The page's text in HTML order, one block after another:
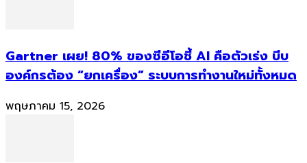
Gartner เผย! 80% ของซีอีโอชี้ AI คือตัวเร่ง บีบ
องค์กรต้อง “ยกเครื่อง” ระบบการทำงานใหม่ทั้งหมด
พฤษภาคม 15, 2026